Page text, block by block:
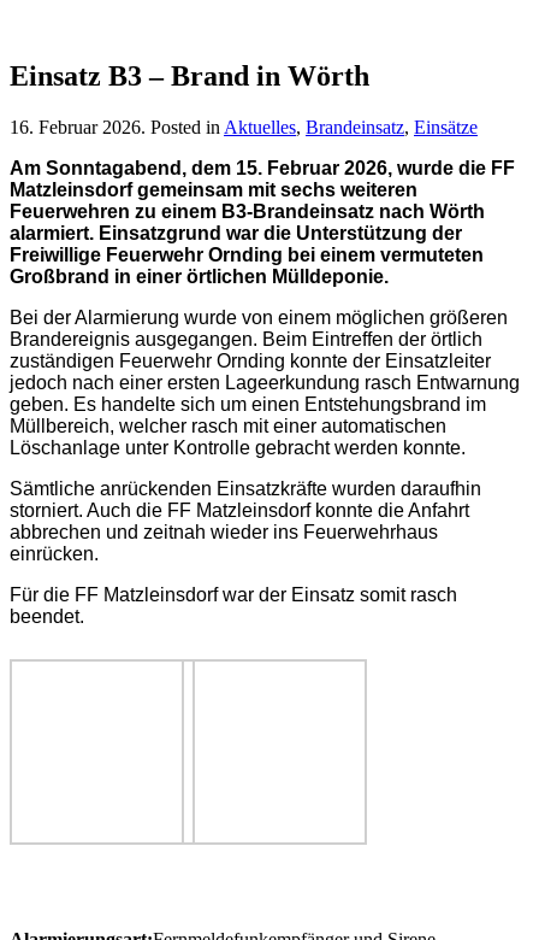
Einsatz B3 – Brand in Wörth
16. Februar 2026. Posted in Aktuelles, Brandeinsatz, Einsätze
Am Sonntagabend, dem 15. Februar 2026, wurde die FF
Matzleinsdorf gemeinsam mit sechs weiteren
Feuerwehren zu einem B3-Brandeinsatz nach Wörth
alarmiert. Einsatzgrund war die Unterstützung der
Freiwillige Feuerwehr Ornding bei einem vermuteten
Großbrand in einer örtlichen Mülldeponie.
Bei der Alarmierung wurde von einem möglichen größeren
Brandereignis ausgegangen. Beim Eintreffen der örtlich
zuständigen Feuerwehr Ornding konnte der Einsatzleiter
jedoch nach einer ersten Lageerkundung rasch Entwarnung
geben. Es handelte sich um einen Entstehungsbrand im
Müllbereich, welcher rasch mit einer automatischen
Löschanlage unter Kontrolle gebracht werden konnte.
Sämtliche anrückenden Einsatzkräfte wurden daraufhin
storniert. Auch die FF Matzleinsdorf konnte die Anfahrt
abbrechen und zeitnah wieder ins Feuerwehrhaus
einrücken.
Für die FF Matzleinsdorf war der Einsatz somit rasch
beendet.